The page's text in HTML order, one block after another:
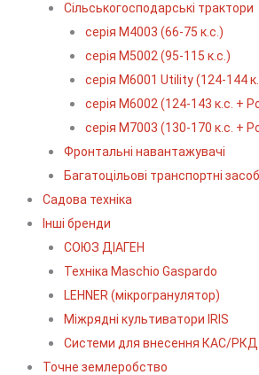
Сільськогосподарські трактори
серія М4003 (66-75 к.с.)
серія М5002 (95-115 к.с.)
серія M6001 Utility (124-144
серія М6002 (124-143 к.с. +
серія М7003 (130-170 к.с. +
Фронтальні навантажувачі
Багатоцільові транспортні
Садова техніка
Інші бренди
СОЮЗ ДІАГЕН
Техніка Maschio Gaspardo
LEHNER (мікрогранулятор)
Міжрядні культиватори IRIS
Системи для внесення КАС/РКД
Точне землеробство